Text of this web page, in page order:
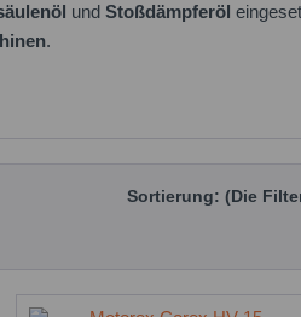
und Stoßdämpferöl
.
Sortierung: (Die